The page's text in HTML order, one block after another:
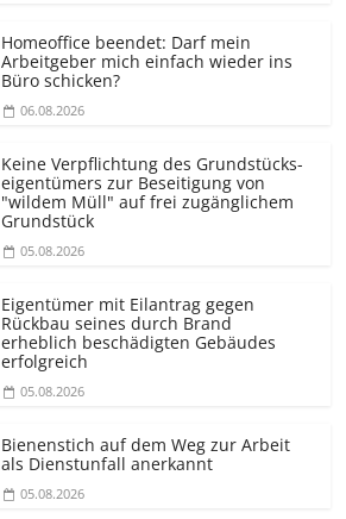
Homeoffice beendet: Darf mein
Arbeitgeber mich einfach wieder ins
Büro schicken?
06.08.2026
Keine Verpflichtung des Grundstücks­
eigentümers zur Beseitigung von
"wildem Müll" auf frei zugänglichem
Grundstück
05.08.2026
Eigentümer mit Eilantrag gegen
Rückbau seines durch Brand
erheblich beschädigten Gebäudes
erfolgreich
05.08.2026
Bienenstich auf dem Weg zur Arbeit
als Dienstunfall anerkannt
05.08.2026